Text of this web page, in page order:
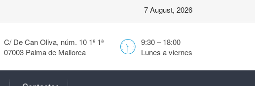
7 August, 2026
9:30 – 18:00
Lunes a viernes
C/ De Can Oliva, núm. 10 1º 1ª
07003 Palma de Mallorca